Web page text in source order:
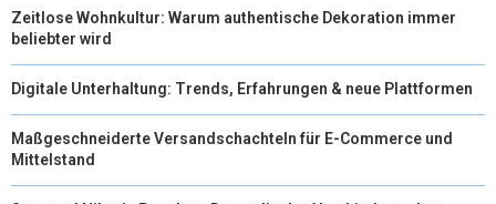
Zeitlose Wohnkultur: Warum authentische Dekoration immer
beliebter wird
Digitale Unterhaltung: Trends, Erfahrungen & neue Plattformen
Maßgeschneiderte Versandschachteln für E-Commerce und
Mittelstand